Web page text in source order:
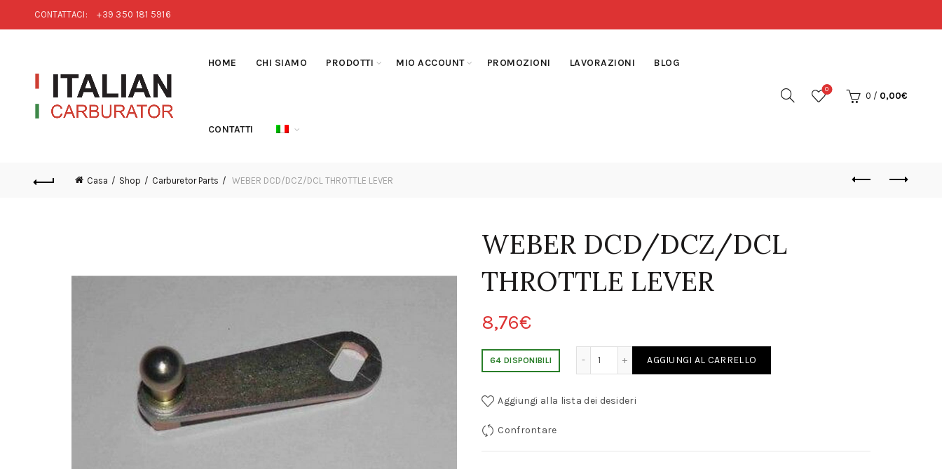
CONTATTACI: +39 350 181 5916
HOME CHI SIAMO PRODOTTI MIO ACCOUNT PROMOZIONI LAVORAZIONI BLOG
CONTATTI
0
0 / 0,00€
Casa Shop Carburetor Parts WEBER DCD/DCZ/DCL THROTTLE LEVER
WEBER DCD/DCZ/DCL
THROTTLE LEVER
8,76€
64 DISPONIBILI
WEBER DCD/DCZ/DCL THROTTLE LEVER quantity
AGGIUNGI AL CARRELLO
Aggiungi alla lista dei desideri
Confrontare